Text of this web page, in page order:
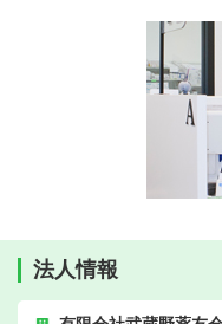
法人情報